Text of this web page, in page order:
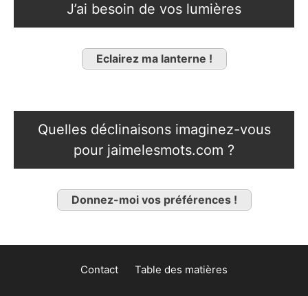
J’ai besoin de vos lumières
Eclairez ma lanterne !
Quelles déclinaisons imaginez-vous
pour jaimelesmots.com ?
Donnez-moi vos préférences !
Contact Table des matières